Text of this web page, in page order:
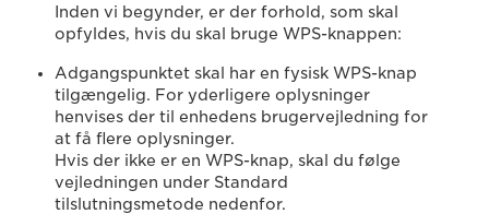
Inden vi begynder, er der forhold, som skal
opfyldes, hvis du skal bruge WPS-knappen:
Adgangspunktet skal har en fysisk WPS-knap
tilgængelig. For yderligere oplysninger
henvises der til enhedens brugervejledning for
at få flere oplysninger.
Hvis der ikke er en WPS-knap, skal du følge
vejledningen under Standard
tilslutningsmetode nedenfor.